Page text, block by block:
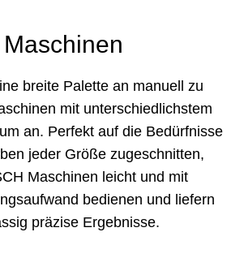
breite Palette an manuell zu
mit unterschiedlichstem
an. Perfekt auf die Bedürfnisse
jeder Größe zugeschnitten,
Maschinen leicht und mit
bedienen und liefern
präzise Ergebnisse.